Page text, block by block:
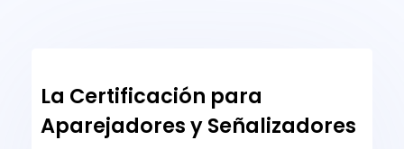
La Certificación para
Aparejadores y Señalizadores